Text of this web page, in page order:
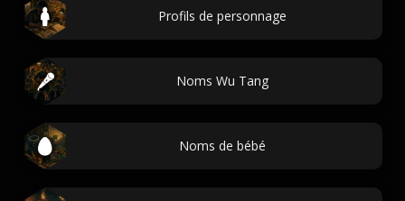
Profils de personnage
Noms Wu Tang
Noms de bébé